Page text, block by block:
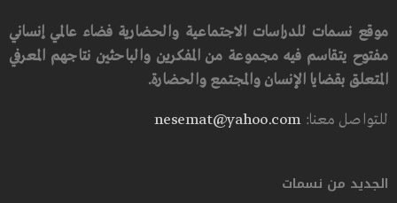
موقع نسمات للدراسات الاجتماعية والحضارية فضاء عالمي إنساني
مفتوح يتقاسم فيه مجموعة من المفكرين والباحثين نتاجهم المعرفي
المتعلق بقضايا الإنسان والمجتمع والحضارة.
للتواصل معنا:nesemat@yahoo.com
الجديد من نسمات